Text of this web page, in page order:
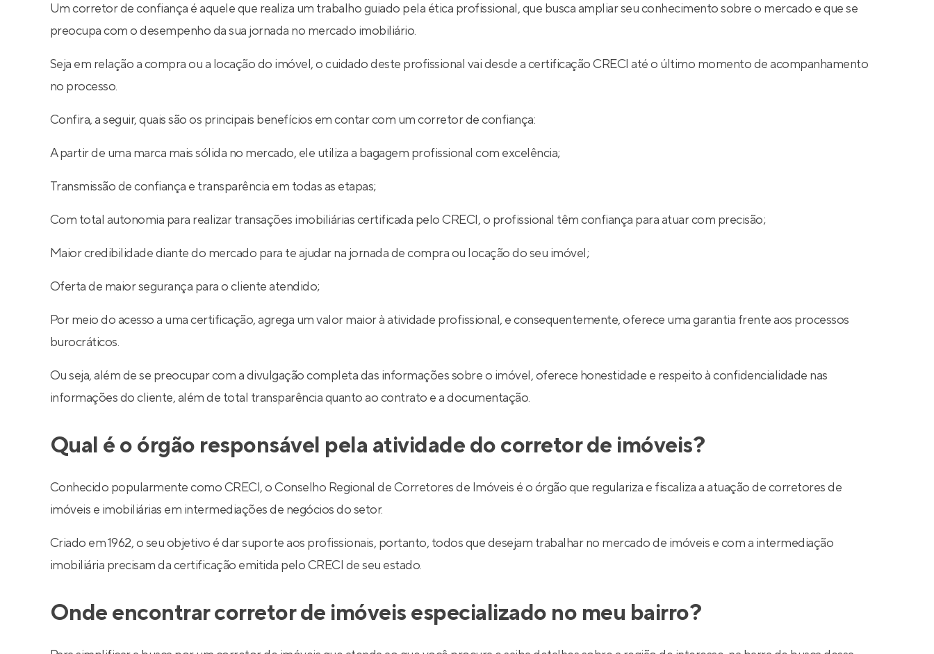
Um corretor de confiança é aquele que realiza um trabalho guiado pela ética profissional, que busca ampliar seu conhecimento sobre o mercado e que se
preocupa com o desempenho da sua jornada no mercado imobiliário.
Seja em relação a compra ou a locação do imóvel, o cuidado deste profissional vai desde a certificação CRECI até o último momento de acompanhamento
no processo.
Confira, a seguir, quais são os principais benefícios em contar com um corretor de confiança:
A partir de uma marca mais sólida no mercado, ele utiliza a bagagem profissional com excelência;
Transmissão de confiança e transparência em todas as etapas;
Com total autonomia para realizar transações imobiliárias certificada pelo CRECI, o profissional têm confiança para atuar com precisão;
Maior credibilidade diante do mercado para te ajudar na jornada de compra ou locação do seu imóvel;
Oferta de maior segurança para o cliente atendido;
Por meio do acesso a uma certificação, agrega um valor maior à atividade profissional, e consequentemente, oferece uma garantia frente aos processos
burocráticos.
Ou seja, além de se preocupar com a divulgação completa das informações sobre o imóvel, oferece honestidade e respeito à confidencialidade nas
informações do cliente, além de total transparência quanto ao contrato e a documentação.
Qual é o órgão responsável pela atividade do corretor de imóveis?
Conhecido popularmente como CRECI, o Conselho Regional de Corretores de Imóveis é o órgão que regulariza e fiscaliza a atuação de corretores de
imóveis e imobiliárias em intermediações de negócios do setor.
Criado em 1962, o seu objetivo é dar suporte aos profissionais, portanto, todos que desejam trabalhar no mercado de imóveis e com a intermediação
imobiliária precisam da certificação emitida pelo CRECI de seu estado.
Onde encontrar corretor de imóveis especializado no meu bairro?